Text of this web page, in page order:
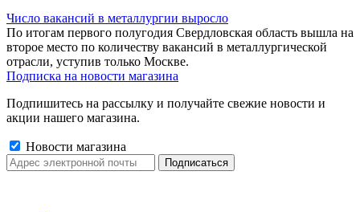
Число вакансий в металлургии выросло
По итогам первого полугодия Свердловская область вышла на
второе место по количеству вакансий в металлургической
отрасли, уступив только Москве.
Подписка на новости магазина
Подпишитесь на рассылку и получайте свежие новости и
акции нашего магазина.
Новости магазина